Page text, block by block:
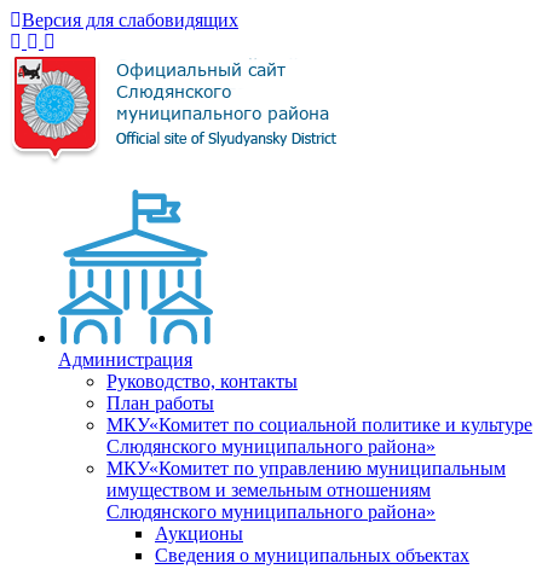
Версия для слабовидящих
Администрация
Руководство, контакты
План работы
МКУ«Комитет по социальной политике и культуре
Слюдянского муниципального района»
МКУ«Комитет по управлению муниципальным
имуществом и земельным отношениям
Слюдянского муниципального района»
Аукционы
Сведения о муниципальных объектах